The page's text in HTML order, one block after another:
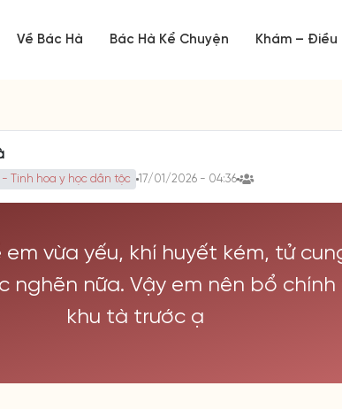
Về Bác Hà Bác Hà Kể Chuyện Khám – Điều
- Tinh hoa y học dân tộc 17/01/2026 - 04:36
vừa yếu, khí huyết kém, tử
nghẽn nữa. Vậy em nên bổ
khu tà trước ạ